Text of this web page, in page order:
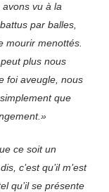
vu à la
par balles,
mourir menottés.
plus nous
foi aveugle, nous
que
ce soit un
c’est qu’il m’est
qu’il se présente